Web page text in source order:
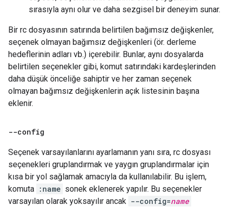
sırasıyla aynı olur ve daha sezgisel bir deneyim sunar.
Bir rc dosyasının satırında belirtilen bağımsız değişkenler,
seçenek olmayan bağımsız değişkenleri (ör. derleme
hedeflerinin adları vb.) içerebilir. Bunlar, aynı dosyalarda
belirtilen seçenekler gibi, komut satırındaki kardeşlerinden
daha düşük önceliğe sahiptir ve her zaman seçenek
olmayan bağımsız değişkenlerin açık listesinin başına
eklenir.
--config
Seçenek varsayılanlarını ayarlamanın yanı sıra, rc dosyası
seçenekleri gruplandırmak ve yaygın gruplandırmalar için
kısa bir yol sağlamak amacıyla da kullanılabilir. Bu işlem,
komuta :name sonek eklenerek yapılır. Bu seçenekler
varsayılan olarak yoksayılır ancak --config=name